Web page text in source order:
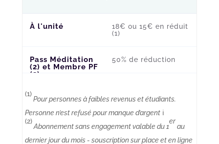
À l'unité
18€ ou 15€ en réduit
(1)
Pass Méditation
(2) et Membre PF
(3)
50% de réduction
(1)
Pour personnes à faibles revenus et étudiants.
Personne n’est refusé pour manque d’argentℹ️
(2)
Abonnement sans engagement valable du 1
er
au
dernier jour du mois - souscription sur place et en ligne